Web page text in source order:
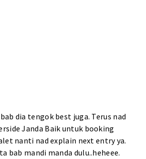
dia tengok best juga. Terus nad
Janda Baik untuk booking
nanti nad explain next entry ya.
bab mandi manda dulu..heheee.